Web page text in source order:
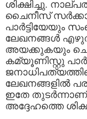
ശിക്ഷിച്ചു.
ചൈനീസ്
പാര്‍ട്ടിയേയും
ലേഖനങ്ങള്‍
അയക്കുകയും
കമ്യൂണിസ്റ്റു
ലേഖനങ്ങളില്‍
ഇതേ
അദ്ദേഹത്തെ